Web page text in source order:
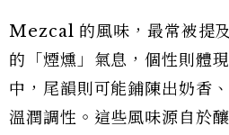
Mezcal 的風味，最常被提
的「煙燻」氣息，個性則體
中，尾韻則可能鋪陳出奶香
溫潤調性。這些風味源自於